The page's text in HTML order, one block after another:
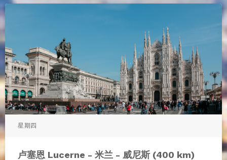
星期四
卢塞恩 Lucerne - 米兰 - 威尼斯 (400 km)